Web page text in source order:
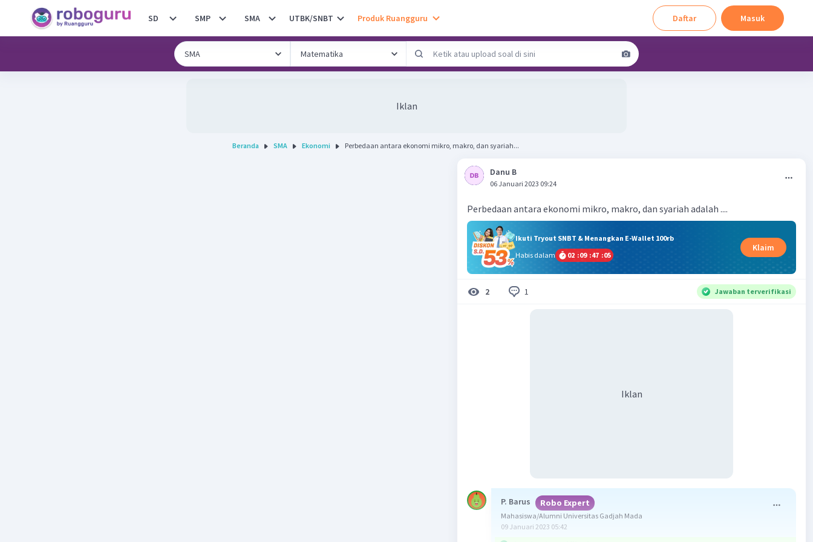
SD SMP SMA UTBK/SNBT Produk Ruangguru Daftar Masuk
Iklan
Beranda SMA Ekonomi Perbedaan antara ekonomi mikro, makro, dan syariah...
Danu B
06 Januari 2023 09:24
Perbedaan antara ekonomi mikro, makro, dan syariah adalah ....
Ikuti Tryout SNBT & Menangkan E-Wallet 100rb
Habis dalam
02 :09 :47 :05
Klaim
2 1 Jawaban terverifikasi
Iklan
P. Barus Robo Expert
Mahasiswa/Alumni Universitas Gadjah Mada
09 Januari 2023 05:42